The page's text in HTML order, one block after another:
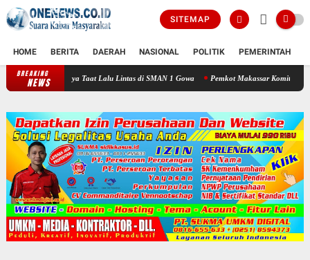
SITEMAP
HOME BERITA DAERAH NASIONAL POLITIK PEMERINTAH
BREAKING
NEWS
Budaya Taat Lalu Lintas di SMAN 1 Gowa Pemkot Makassar Komitmen Percepatan